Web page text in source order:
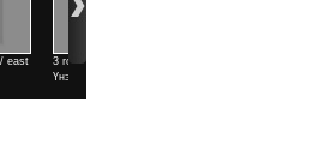
4 rooms / Air port area